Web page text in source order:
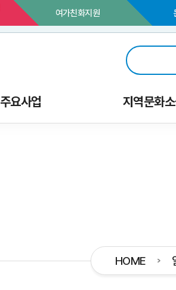
여가친화지원
주요사업 지역문화
HOME